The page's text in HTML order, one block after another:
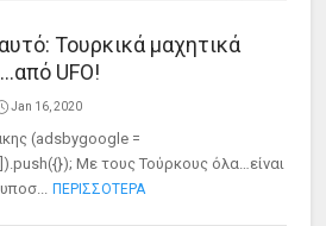
Τουρκικά μαχητικά
UFO!
Jan 16, 2020
(adsbygoogle =
Με τους Τούρκους όλα…είναι
ΠΕΡΙΣΣΟΤΕΡΑ